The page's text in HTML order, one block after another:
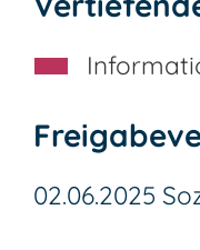
02.06.2025